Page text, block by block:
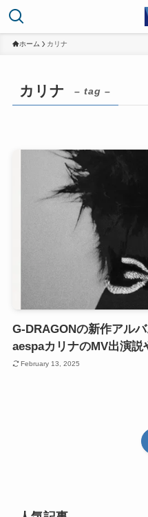
ホーム カリナ
カリナ – tag –
G-DRAGONの新作アル
aespaカリナのMV出演説
February 13, 2025